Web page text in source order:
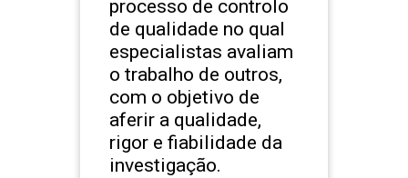
processo de controlo
de qualidade no qual
especialistas avaliam
o trabalho de outros,
com o objetivo de
aferir a qualidade,
rigor e fiabilidade da
investigação.